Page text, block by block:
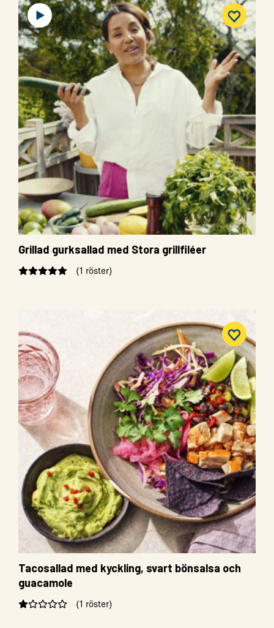
Grillad gurksallad med Stora grillfiléer
(1 röster)
Tacosallad med kyckling, svart bönsalsa och
guacamole
(1 röster)